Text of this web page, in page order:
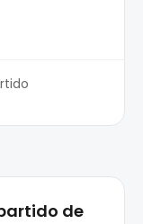
de